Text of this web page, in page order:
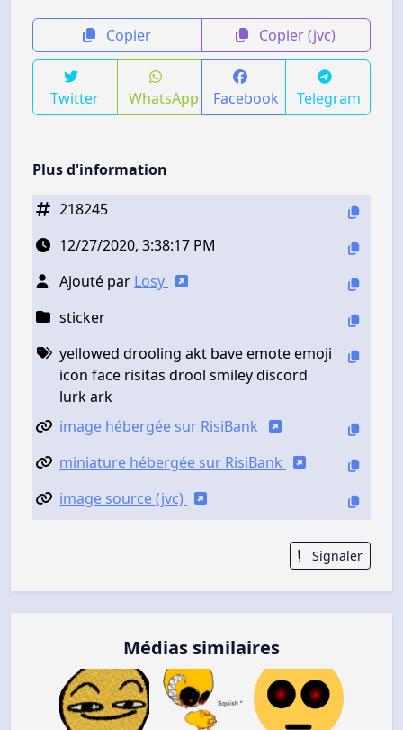
Copier Copier (jvc)
Twitter WhatsApp Facebook Telegram
Plus d'information
218245
12/27/2020, 3:38:17 PM
Ajouté par Losy
sticker
yellowed drooling akt bave emote emoji
icon face risitas drool smiley discord
lurk ark
image hébergée sur RisiBank
miniature hébergée sur RisiBank
image source (jvc)
Signaler
Médias similaires